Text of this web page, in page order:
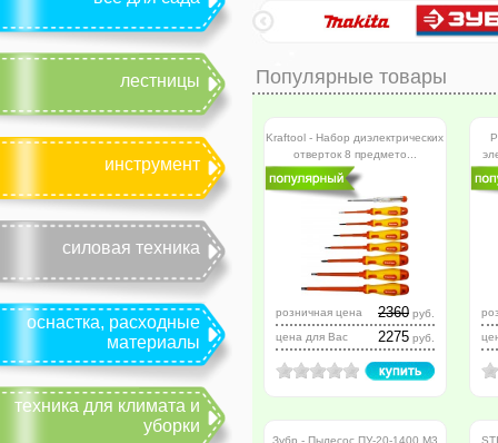
лестницы
инструмент
силовая техника
оснастка, расходные
материалы
техника для климата и
уборки
Популярные товары
Kraftool - Набор диэлектрических
отверток 8 предмето...
розничная цена 2360 руб.
цена для Вас
2275 руб.
Зубр - Пылесос ПУ-20-1400 М3